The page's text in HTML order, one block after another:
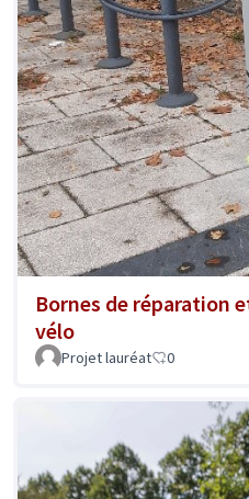
Bornes de réparation
vélo
Projet lauréat 0